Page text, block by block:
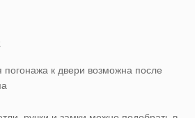
погонажа к двери возможна после